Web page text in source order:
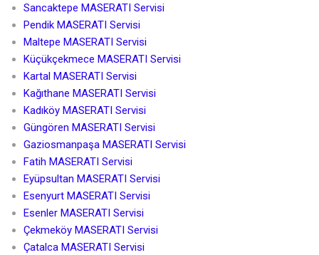
Sancaktepe MASERATI Servisi
Pendik MASERATI Servisi
Maltepe MASERATI Servisi
Küçükçekmece MASERATI Servisi
Kartal MASERATI Servisi
Kağıthane MASERATI Servisi
Kadıköy MASERATI Servisi
Güngören MASERATI Servisi
Gaziosmanpaşa MASERATI Servisi
Fatih MASERATI Servisi
Eyüpsultan MASERATI Servisi
Esenyurt MASERATI Servisi
Esenler MASERATI Servisi
Çekmeköy MASERATI Servisi
Çatalca MASERATI Servisi